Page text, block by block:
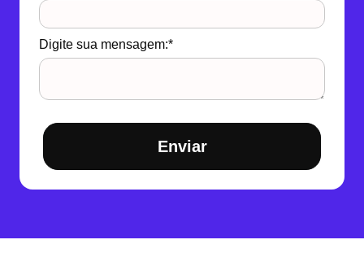
Digite sua mensagem:*
Enviar